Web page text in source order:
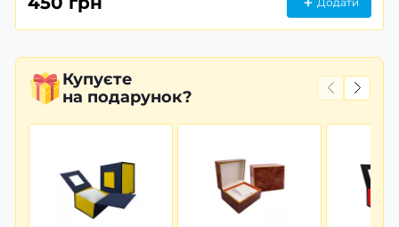
Купуєте
на подарунок?